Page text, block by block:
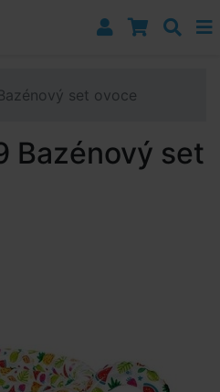
set ovoce
Bazénový set